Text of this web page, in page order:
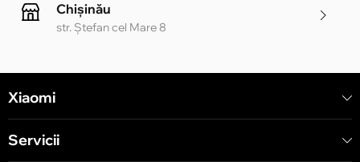
Chișinău
str. Ștefan cel Mare 8
Xiaomi
Servicii